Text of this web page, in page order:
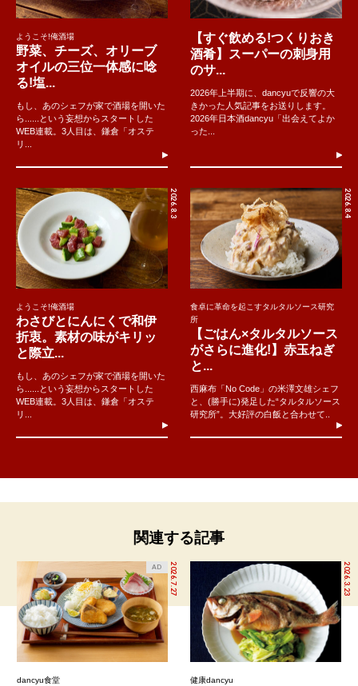
ようこそ!俺酒場
野菜、チーズ、オリーブ
オイルの三位一体感に唸
る!塩...
もし、あのシェフが家で酒場を開いた
ら......という妄想からスタートした
WEB連載。3人目は、鎌倉「オステ
リ...
【すぐ飲める!つくりおき
酒肴】スーパーの刺身用
のサ...
2026年上半期に、dancyuで反響の大
きかった人気記事をお送りします。
2026年日本酒dancyu「出会えてよか
った...
2026.8.3
ようこそ!俺酒場
わさびとにんにくで和伊
折衷。素材の味がキリッ
と際立...
もし、あのシェフが家で酒場を開いた
ら......という妄想からスタートした
WEB連載。3人目は、鎌倉「オステ
リ...
2026.8.4
食卓に革命を起こすタルタルソース研究
所
【ごはん×タルタルソース
がさらに進化!】赤玉ねぎ
と...
西麻布「No Code」の米澤文雄シェフ
と、(勝手に)発足した“タルタルソース
研究所”。大好評の白飯と合わせて..
関連する記事
2026.7.27
AD
dancyu食堂
2026.3.23
健康dancyu